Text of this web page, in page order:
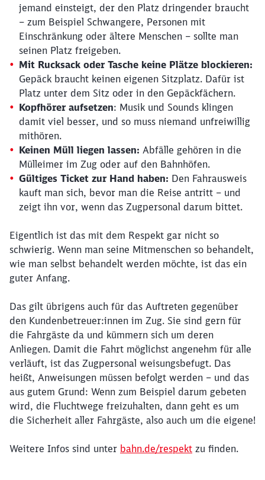
jemand einsteigt, der den Platz dringender braucht
– zum Beispiel Schwangere, Personen mit
Einschränkung oder ältere Menschen – sollte man
seinen Platz freigeben.
Mit Rucksack oder Tasche keine Plätze blockieren:
Gepäck braucht keinen eigenen Sitzplatz. Dafür ist
Platz unter dem Sitz oder in den Gepäckfächern.
Kopfhörer aufsetzen: Musik und Sounds klingen
damit viel besser, und so muss niemand unfreiwillig
mithören.
Keinen Müll liegen lassen: Abfälle gehören in die
Mülleimer im Zug oder auf den Bahnhöfen.
Gültiges Ticket zur Hand haben: Den Fahrausweis
kauft man sich, bevor man die Reise antritt – und
zeigt ihn vor, wenn das Zugpersonal darum bittet.
Eigentlich ist das mit dem Respekt gar nicht so
schwierig. Wenn man seine Mitmenschen so behandelt,
wie man selbst behandelt werden möchte, ist das ein
guter Anfang.
Das gilt übrigens auch für das Auftreten gegenüber
den Kundenbetreuer:innen im Zug. Sie sind gern für
die Fahrgäste da und kümmern sich um deren
Anliegen. Damit die Fahrt möglichst angenehm für alle
verläuft, ist das Zugpersonal weisungsbefugt. Das
heißt, Anweisungen müssen befolgt werden – und das
aus gutem Grund: Wenn zum Beispiel darum gebeten
wird, die Fluchtwege freizuhalten, dann geht es um
die Sicherheit aller Fahrgäste, also auch um die eigene!
Weitere Infos sind unter bahn.de/respekt zu finden.